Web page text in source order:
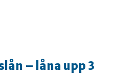
– låna upp 3